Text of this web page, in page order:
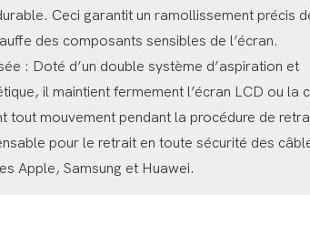
Ceci garantit un ramollissement précis
des composants sensibles de l’écran.
: Doté d’un double système d’aspiration et
il maintient fermement l’écran LCD ou la
tout mouvement pendant la procédure de
pour le retrait en toute sécurité des
Apple, Samsung et Huawei.